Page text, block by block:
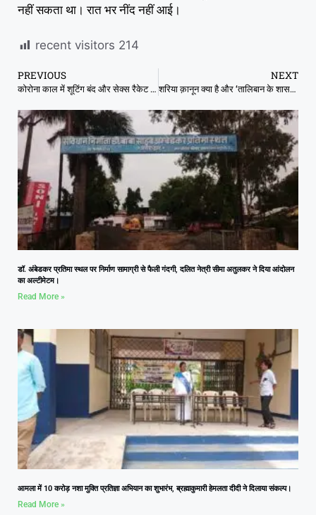
नहीं सकता था। रात भर नींद नहीं आई।
recent visitors 214
PREVIOUS
कोरोना काल में शूटिंग बंद और सेक्स रैकेट शुरू, टॉप की मॉडल ने बताया सब कुछ
NEXT
शरिया क़ानून क्या है और ‘तालिबान के शासन’ में अफ़ग़ान महिलाओं के लिए इसके क्या मायने हैं?
डॉ. अंबेडकर प्रतिमा स्थल पर निर्माण सामाग्री से फैली गंदगी, दलित नेत्री सीमा अतुलकर ने दिया आंदोलन
का अल्टीमेटम।
Read More »
आमला में 10 करोड़ नशा मुक्ति प्रतिज्ञा अभियान का शुभारंभ, ब्रह्माकुमारी हेमलता दीदी ने दिलाया संकल्प।
Read More »